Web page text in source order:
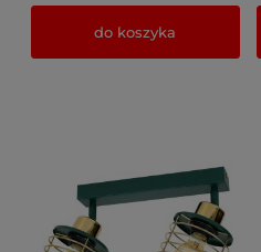
do koszyka